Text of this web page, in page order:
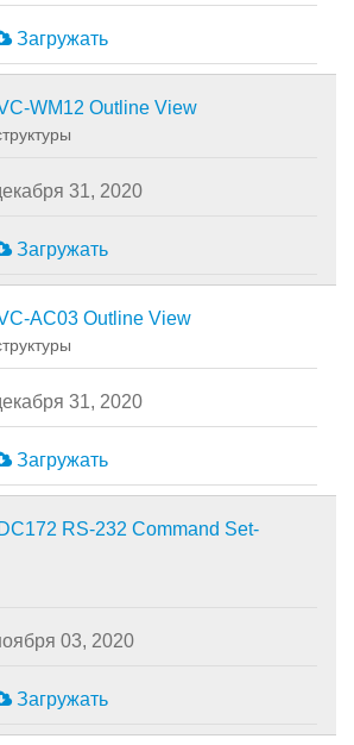
Загружать
WM12 Outline View
31, 2020
Загружать
AC03 Outline View
31, 2020
Загружать
DC172 RS-232 Command Set-
03, 2020
Загружать